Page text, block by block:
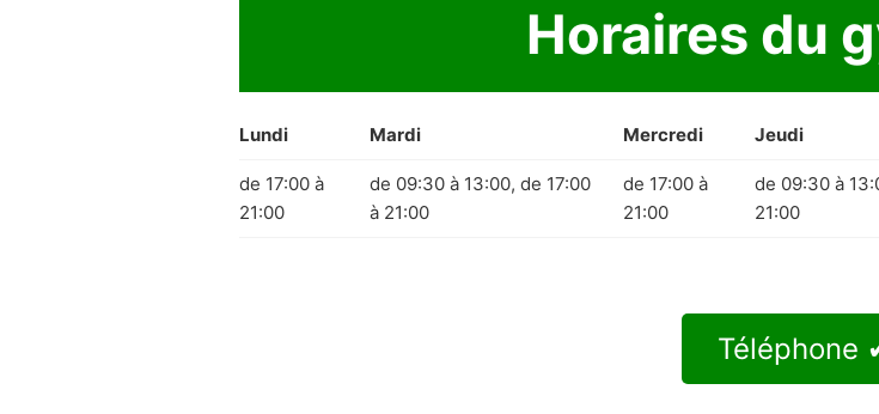
Horaires du
Lundi Mardi Mercredi Jeudi
de 17:00 à
21:00
de 09:30 à 13:00, de 17:00
à 21:00
de 17:00 à
21:00
de 09:30 à
21:00
Téléphone